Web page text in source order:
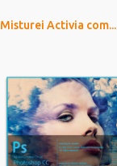
Misturei Activia com...